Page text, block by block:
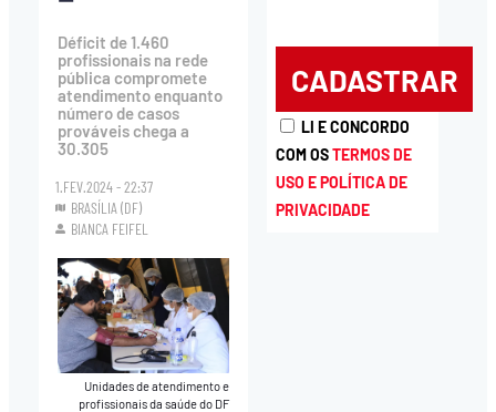
Déficit de 1.460
profissionais na rede
pública compromete
atendimento enquanto
número de casos
prováveis chega a
30.305
1.FEV.2024 - 22:37
BRASÍLIA (DF)
BIANCA FEIFEL
Unidades de atendimento e
profissionais da saúde do DF
LI E CONCORDO
COM OSTERMOS DE
USO E POLÍTICA DE
PRIVACIDADE